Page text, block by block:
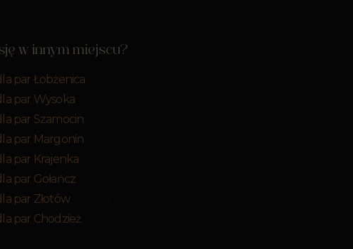
w innym miejscu?
par Łobżenica
par Wysoka
par Szamocin
par Margonin
par Krajenka
par Gołańcz
par Złotów
par Chodzież